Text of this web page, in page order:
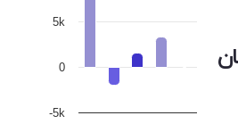
0
5k
-5k